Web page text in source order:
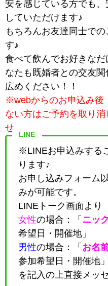
安を感じている方でも
していただけます♪
もちろんお友達同士で
す♪
食べて飲んでお好きな
なたも既婚者との交友
広めください！！
※webからのお申込み後
ない方はご予約を取り
せ。
LINE
※LINEお申込みする
ります♪
お申し込みフォーム
みが可能です。
LINEトーク画面より
女性の場合：「 ニッ
希望日・開催地」
男性の場合：「 お名
参加希望日・開催地」
を記入の上直接メッ